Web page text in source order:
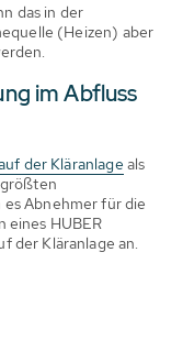
das in der
(Heizen) aber
im Abfluss
der Kläranlage als
Abnehmer für die
eines HUBER
der Kläranlage an.